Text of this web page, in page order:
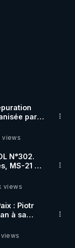
par
views
N°302.
MS-21 en
views
: Piotr
à sa
views